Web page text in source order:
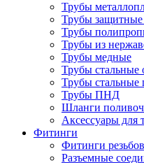
Трубы
Трубы
Трубы
Трубы из
Трубы медные
Трубы стальные
Трубы стальные
Трубы ПНД
Шланги
Аксессуары для
Фитинги
Фитинги
Разъемные